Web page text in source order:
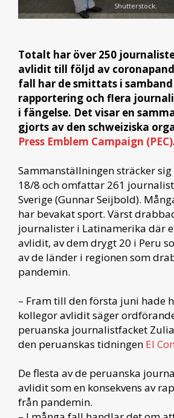
Shutterstock.
Totalt har över 250
avlidit till följd av
fall har de smittats i samband
rapportering och flera
i fängelse. Det visar en
gjorts av den schweiziska
Press Emblem Campaign (PEC)
Sammanställningen sträcker
18/8 och omfattar 261
Sverige (Gunnar Seijbold).
har bevakat sport. Värst
journalister i Latinamerika där
avlidit, av dem drygt 20 i Peru
av de länder i regionen som
pandemin.
– Fram till den första juni hade
kollegor avlidit säger
peruanska journalistfacket
den peruanskas tidningen El
De flesta av de peruanska
avlidit som en konsekvens av
från pandemin.